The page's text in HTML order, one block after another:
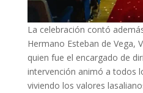
La celebración contó
Hermano Esteban de Vega,
quien fue el encargado de
intervención animó a todos
viviendo los valores